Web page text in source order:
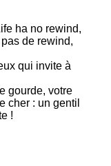
ha no rewind,
pas de rewind,
qui invite à
gourde, votre
cher : un gentil
!